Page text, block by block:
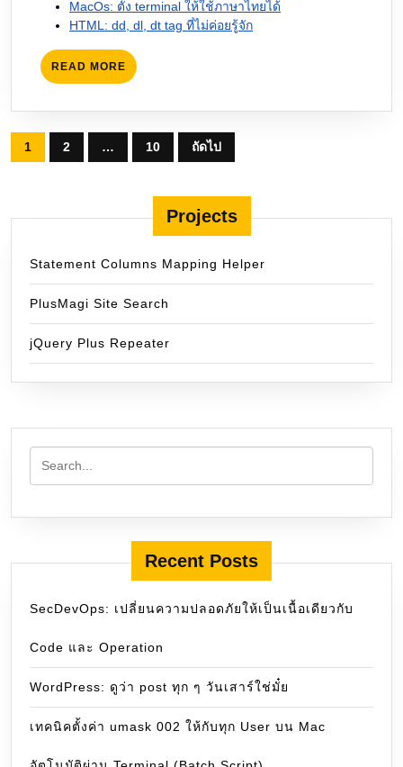
MacOs: ตั้ง terminal ให้ใช้ภาษาไทยได้
HTML: dd, dl, dt tag ที่ไม่ค่อยรู้จัก
READ MORE READ
MORE
Posts
pagination
1 2 … 10 ถัดไป
Projects
Statement Columns Mapping Helper
PlusMagi Site Search
jQuery Plus Repeater
Recent Posts
SecDevOps: เปลี่ยนความปลอดภัยให้เป็นเนื้อเดียวกับ
Code และ Operation
WordPress: ดูว่า post ทุก ๆ วันเสาร์ใช่มั๋ย
เทคนิคตั้งค่า umask 002 ให้กับทุก User บน Mac